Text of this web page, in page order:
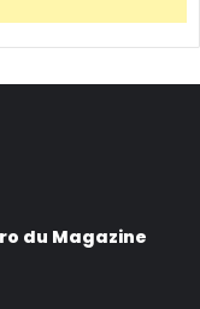
du Magazine